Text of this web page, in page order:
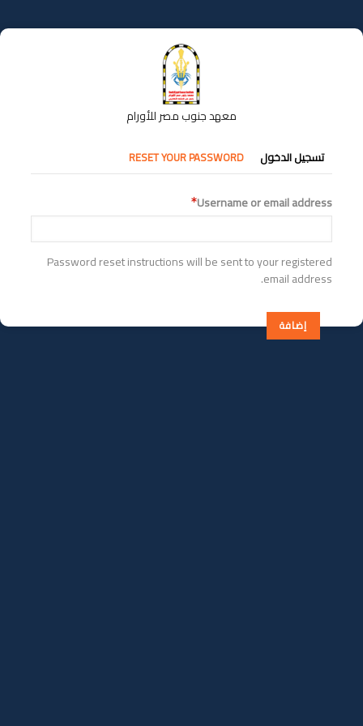
إلى
المحتوى
معهد جنوب مصر للأورام
التبويبات
الأساسية
تسجيل الدخول RESET YOUR PASSWORD
Username or email address
Password reset instructions will be sent to your registered
email address.